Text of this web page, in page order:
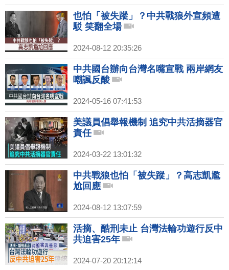
也怕「被失蹤」？中共戰狼外宣頻遭
駁 笑翻全場
2024-08-12 20:35:26
中共國台辦向台灣名嘴宣戰 兩岸網友
嘲諷反酸
2024-05-16 07:41:53
美議員倡舉報機制 追究中共活摘器官
責任
2024-03-22 13:01:32
中共戰狼也怕「被失蹤」？高志凱尷
尬回應
2024-08-12 13:07:59
活摘、酷刑未止 台灣法輪功遊行反中
共迫害25年
2024-07-20 20:12:14